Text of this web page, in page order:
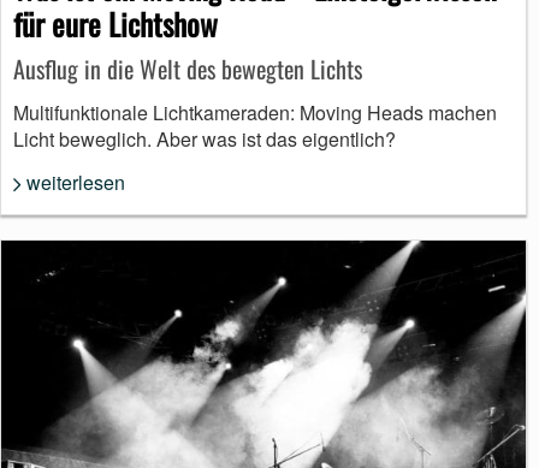
für eure Lichtshow
Ausflug in die Welt des bewegten Lichts
Multifunktionale Lichtkameraden: Moving Heads machen
Licht beweglich. Aber was ist das eigentlich?
weiterlesen